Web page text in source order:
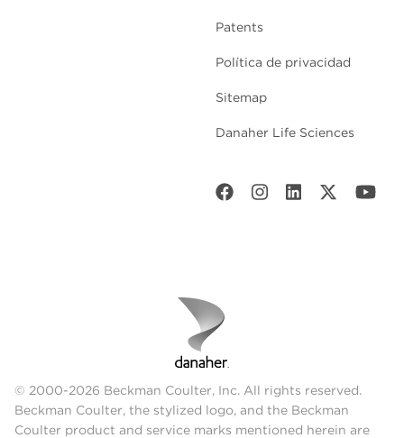
Patents
Política de privacidad
Sitemap
Danaher Life Sciences
© 2000-2026 Beckman Coulter, Inc. All rights reserved.
Beckman Coulter, the stylized logo, and the Beckman
Coulter product and service marks mentioned herein are